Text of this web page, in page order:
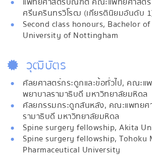
ศรีนครินทรวิโรฒ (เกียรตินิยมอันดับ
Second class honours, Bachelor
University of Nottingham
วุฒิบัตร
ศัลยศาสตร์กระดูกและข้อทั่วไป, คณะแ
พยาบาลรามาธิบดี มหาวิทยาลัยมหิดล
ศัลยกรรมกระดูกสันหลัง, คณะแพทยศ
รามาธิบดี มหาวิทยาลัยมหิดล
Spine surgery fellowship, Akita
Spine surgery fellowship, Tohoku
Pharmaceutical University